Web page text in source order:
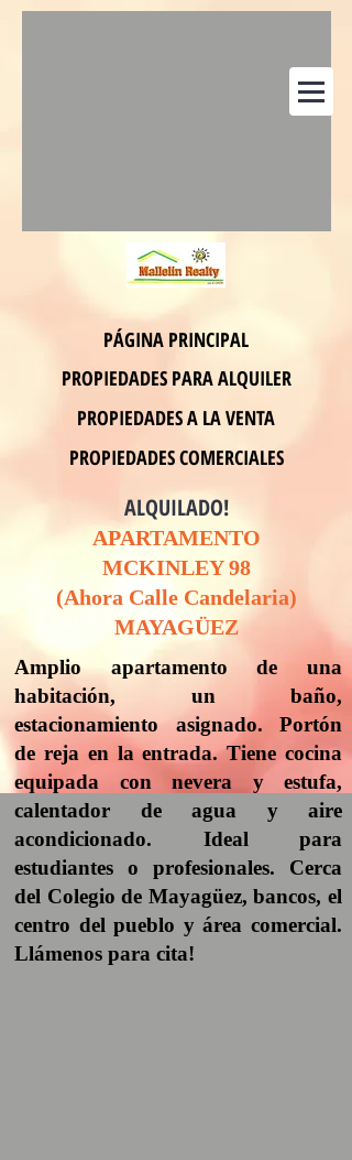
PÁGINA PRINCIPAL
PROPIEDADES PARA ALQUILER
PROPIEDADES A LA VENTA
PROPIEDADES COMERCIALES
ALQUILADO!
APARTAMENTO
MCKINLEY 98
(Ahora Calle Candelaria)
MAYAGÜEZ
Amplio apartamento de una
habitación, un baño,
estacionamiento asignado. Portón
de reja en la entrada. Tiene cocina
equipada con nevera y estufa,
calentador de agua y aire
acondicionado. Ideal para
estudiantes o profesionales. Cerca
del Colegio de Mayagüez, bancos, el
centro del pueblo y área comercial.
Llámenos para cita!